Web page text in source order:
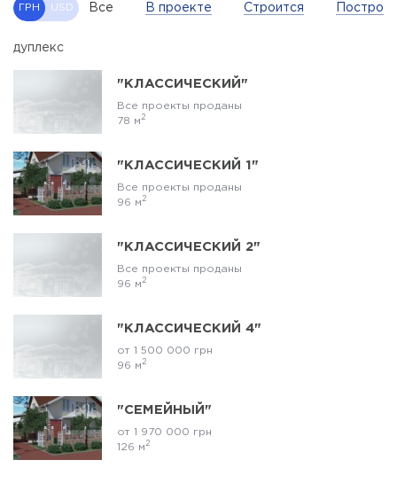
ГРН USD Все В проекте Строится
дуплекс
"КЛАССИЧЕСКИЙ"
Все проекты проданы
78 м 2
"КЛАССИЧЕСКИЙ 1"
Все проекты проданы
96 м 2
"КЛАССИЧЕСКИЙ 2"
Все проекты проданы
96 м 2
"КЛАССИЧЕСКИЙ 4"
от 1 500 000 грн
96 м 2
"СЕМЕЙНЫЙ"
от 1 970 000 грн
126 м 2